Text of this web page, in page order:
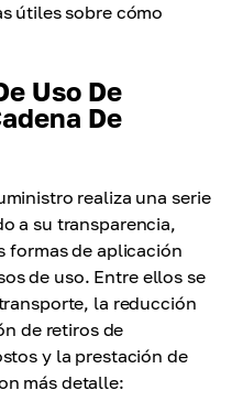
útiles sobre cómo
Uso De
De
realiza una serie
a su transparencia,
formas de aplicación
de uso. Entre ellos se
la reducción
de retiros de
y la prestación de
más detalle: